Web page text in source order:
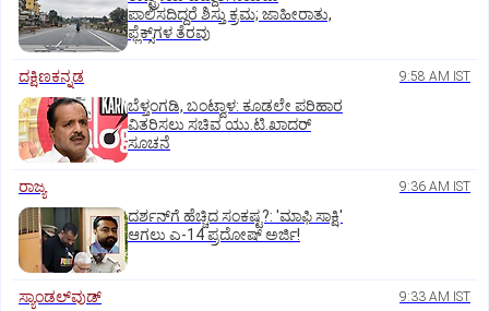
ಪಾಲಿಸದಿದ್ದರೆ ಶಿಸ್ತು ಕ್ರಮ; ಜಾಹೀರಾತು,
ಫ್ಲೆಕ್ಸ್‌ಗಳ ತೆರವು
ದಕ್ಷಿಣಕನ್ನಡ 9:58 AM IST
ಬೆಳ್ತಂಗಡಿ, ಬಂಟ್ವಾಳ: ಕೂಡಲೇ ಪರಿಹಾರ
ವಿತರಿಸಲು ಸಚಿವ ಯು.ಟಿ.ಖಾದರ್‌
ಸೂಚನೆ
ರಾಜ್ಯ 9:36 AM IST
ದರ್ಶನ್‌ಗೆ ಹೆಚ್ಚಿದ ಸಂಕಷ್ಟ?: 'ಮಾಫಿ ಸಾಕ್ಷಿ'
ಆಗಲು ಎ-14 ಪ್ರದೋಷ್ ಅರ್ಜಿ!
ಸ್ಯಾಂಡಲ್‌ವುಡ್‌ 9:33 AM IST